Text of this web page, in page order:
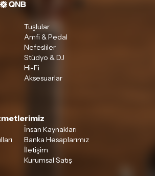
Tuşlular
Amfi & Pedal
Nefesliler
Stüdyo & DJ
Hi-Fi
Aksesuarlar
İnsan Kaynakları
Banka Hesaplarımız
İletişim
Kurumsal Satış